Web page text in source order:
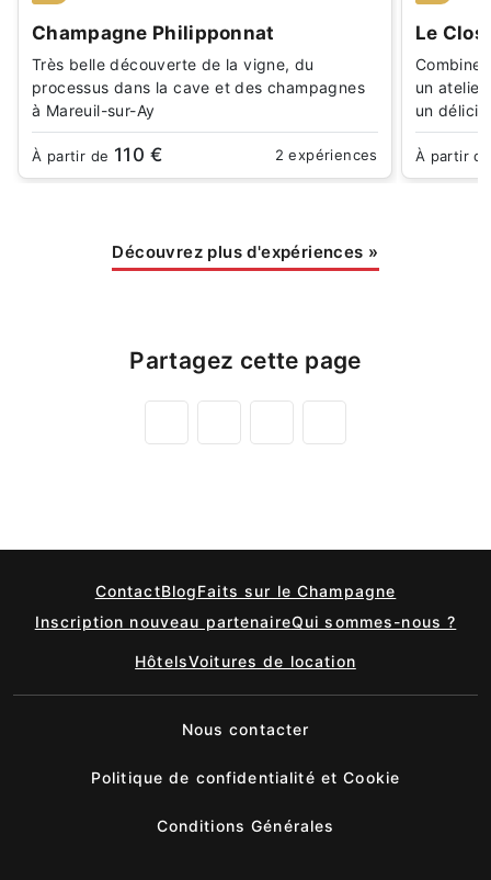
Champagne Philipponnat
Très belle découverte de la vigne, du
processus dans la cave et des champagnes
à Mareuil-sur-Ay
À partir de 110 € 2 expériences
Le
un
un
À partir
Découvrez plus d'expériences »
Partagez cette page
ContactBlogFaits sur le Champagne
Inscription nouveau partenaireQui sommes-nous ?
HôtelsVoitures de location
Nous contacter
Politique de confidentialité et Cookie
Conditions Générales